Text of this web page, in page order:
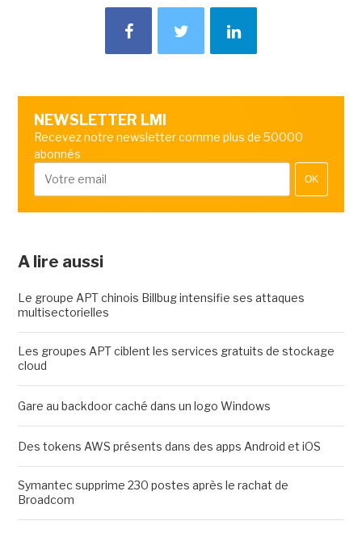
NEWSLETTER LMI
Recevez notre newsletter comme plus de 50000
abonnés
OK
A lire aussi
Le groupe APT chinois Billbug intensifie ses attaques
multisectorielles
Les groupes APT ciblent les services gratuits de stockage
cloud
Gare au backdoor caché dans un logo Windows
Des tokens AWS présents dans des apps Android et iOS
Symantec supprime 230 postes après le rachat de
Broadcom